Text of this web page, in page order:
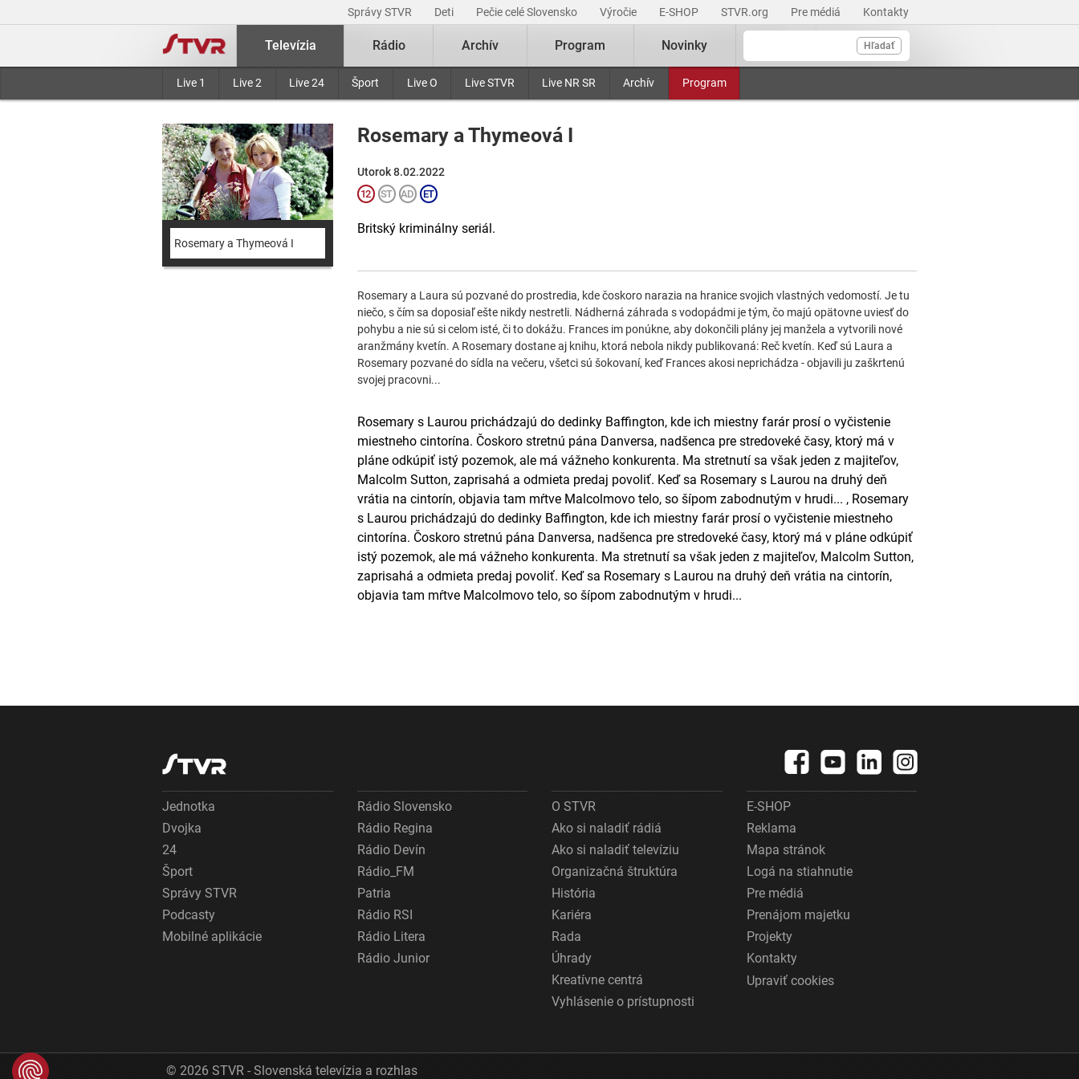
Správy STVR Deti Pečie celé Slovensko Výročie E-SHOP STVR.org Pre médiá Kontakty
Hľadať
Televízia
Live 1 Live 2 Live 24 Šport Live O Live STVR Live NR SR Archív Program
Rádio Archív Program Novinky
Rosemary a Thymeová I
Rosemary a Thymeová I
Utorok 8.02.2022
Britský kriminálny seriál.
Rosemary a Laura sú pozvané do prostredia, kde čoskoro narazia na hranice svojich vlastných vedomostí. Je tu
niečo, s čím sa doposiaľ ešte nikdy nestretli. Nádherná záhrada s vodopádmi je tým, čo majú opätovne uviesť do
pohybu a nie sú si celom isté, či to dokážu. Frances im ponúkne, aby dokončili plány jej manžela a vytvorili nové
aranžmány kvetín. A Rosemary dostane aj knihu, ktorá nebola nikdy publikovaná: Reč kvetín. Keď sú Laura a
Rosemary pozvané do sídla na večeru, všetci sú šokovaní, keď Frances akosi neprichádza - objavili ju zaškrtenú
svojej pracovni...
Rosemary s Laurou prichádzajú do dedinky Baffington, kde ich miestny farár prosí o vyčistenie
miestneho cintorína. Čoskoro stretnú pána Danversa, nadšenca pre stredoveké časy, ktorý má v
pláne odkúpiť istý pozemok, ale má vážneho konkurenta. Ma stretnutí sa však jeden z majiteľov,
Malcolm Sutton, zaprisahá a odmieta predaj povoliť. Keď sa Rosemary s Laurou na druhý deň
vrátia na cintorín, objavia tam mŕtve Malcolmovo telo, so šípom zabodnutým v hrudi... , Rosemary
s Laurou prichádzajú do dedinky Baffington, kde ich miestny farár prosí o vyčistenie miestneho
cintorína. Čoskoro stretnú pána Danversa, nadšenca pre stredoveké časy, ktorý má v pláne odkúpiť
istý pozemok, ale má vážneho konkurenta. Ma stretnutí sa však jeden z majiteľov, Malcolm Sutton,
zaprisahá a odmieta predaj povoliť. Keď sa Rosemary s Laurou na druhý deň vrátia na cintorín,
objavia tam mŕtve Malcolmovo telo, so šípom zabodnutým v hrudi...
Jednotka
Dvojka
24
Šport
Správy STVR
Podcasty
Mobilné aplikácie
Rádio Slovensko
Rádio Regina
Rádio Devín
Rádio_FM
Patria
Rádio RSI
Rádio Litera
Rádio Junior
O STVR
Ako si naladiť rádiá
Ako si naladiť televíziu
Organizačná štruktúra
História
Kariéra
Rada
Úhrady
Kreatívne centrá
Vyhlásenie o prístupnosti
E-SHOP
Reklama
Mapa stránok
Logá na stiahnutie
Pre médiá
Prenájom majetku
Projekty
Kontakty
Upraviť cookies
© 2026 STVR - Slovenská televízia a rozhlas